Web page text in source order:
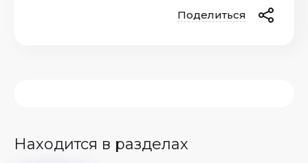
Поделиться
Находится в разделах